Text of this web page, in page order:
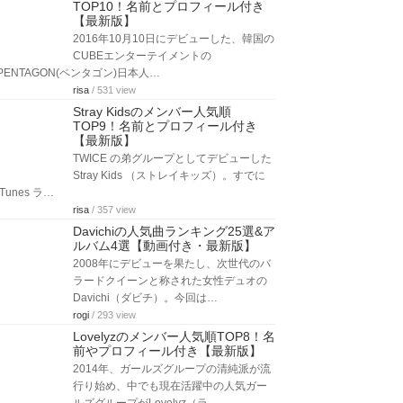
TOP10！名前とプロフィール付き
【最新版】
2016年10月10日にデビューした、韓国の
CUBEエンターテイメントの
ペンタゴン)日本人…
risa / 531 view
Stray Kidsのメンバー人気順
TOP9！名前とプロフィール付き
【最新版】
TWICE の弟グループとしてデビューした
Stray Kids （ストレイキッズ）。すでに
ラ…
risa / 357 view
Davichiの人気曲ランキング25選&ア
ルバム4選【動画付き・最新版】
2008年にデビューを果たし、次世代のバ
ラードクイーンと称された女性デュオの
Davichi（ダビチ）。今回は…
rogi / 293 view
Lovelyzのメンバー人気順TOP8！名
前やプロフィール付き【最新版】
2014年、ガールズグループの清純派が流
行り始め、中でも現在活躍中の人気ガー